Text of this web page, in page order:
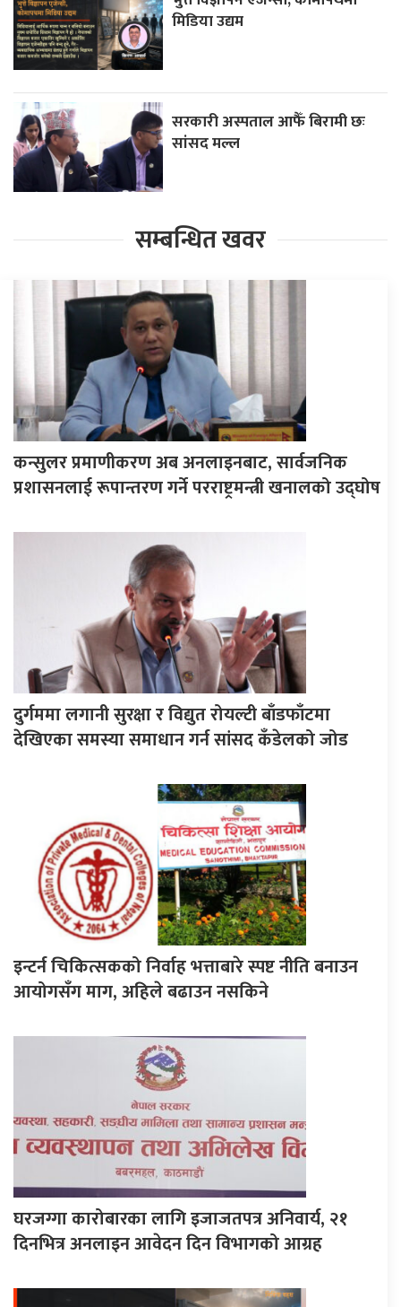
मिडिया उद्यम
सरकारी अस्पताल आफैँ बिरामी छः
सांसद मल्ल
सम्बन्धित खवर
कन्सुलर प्रमाणीकरण अब अनलाइनबाट, सार्वजनिक
प्रशासनलाई रूपान्तरण गर्ने परराष्ट्रमन्त्री खनालको उद्घोष
दुर्गममा लगानी सुरक्षा र विद्युत रोयल्टी बाँडफाँटमा
देखिएका समस्या समाधान गर्न सांसद कँडेलको जोड
इन्टर्न चिकित्सकको निर्वाह भत्ताबारे स्पष्ट नीति बनाउन
आयोगसँग माग, अहिले बढाउन नसकिने
घरजग्गा कारोबारका लागि इजाजतपत्र अनिवार्य, २१
दिनभित्र अनलाइन आवेदन दिन विभागको आग्रह